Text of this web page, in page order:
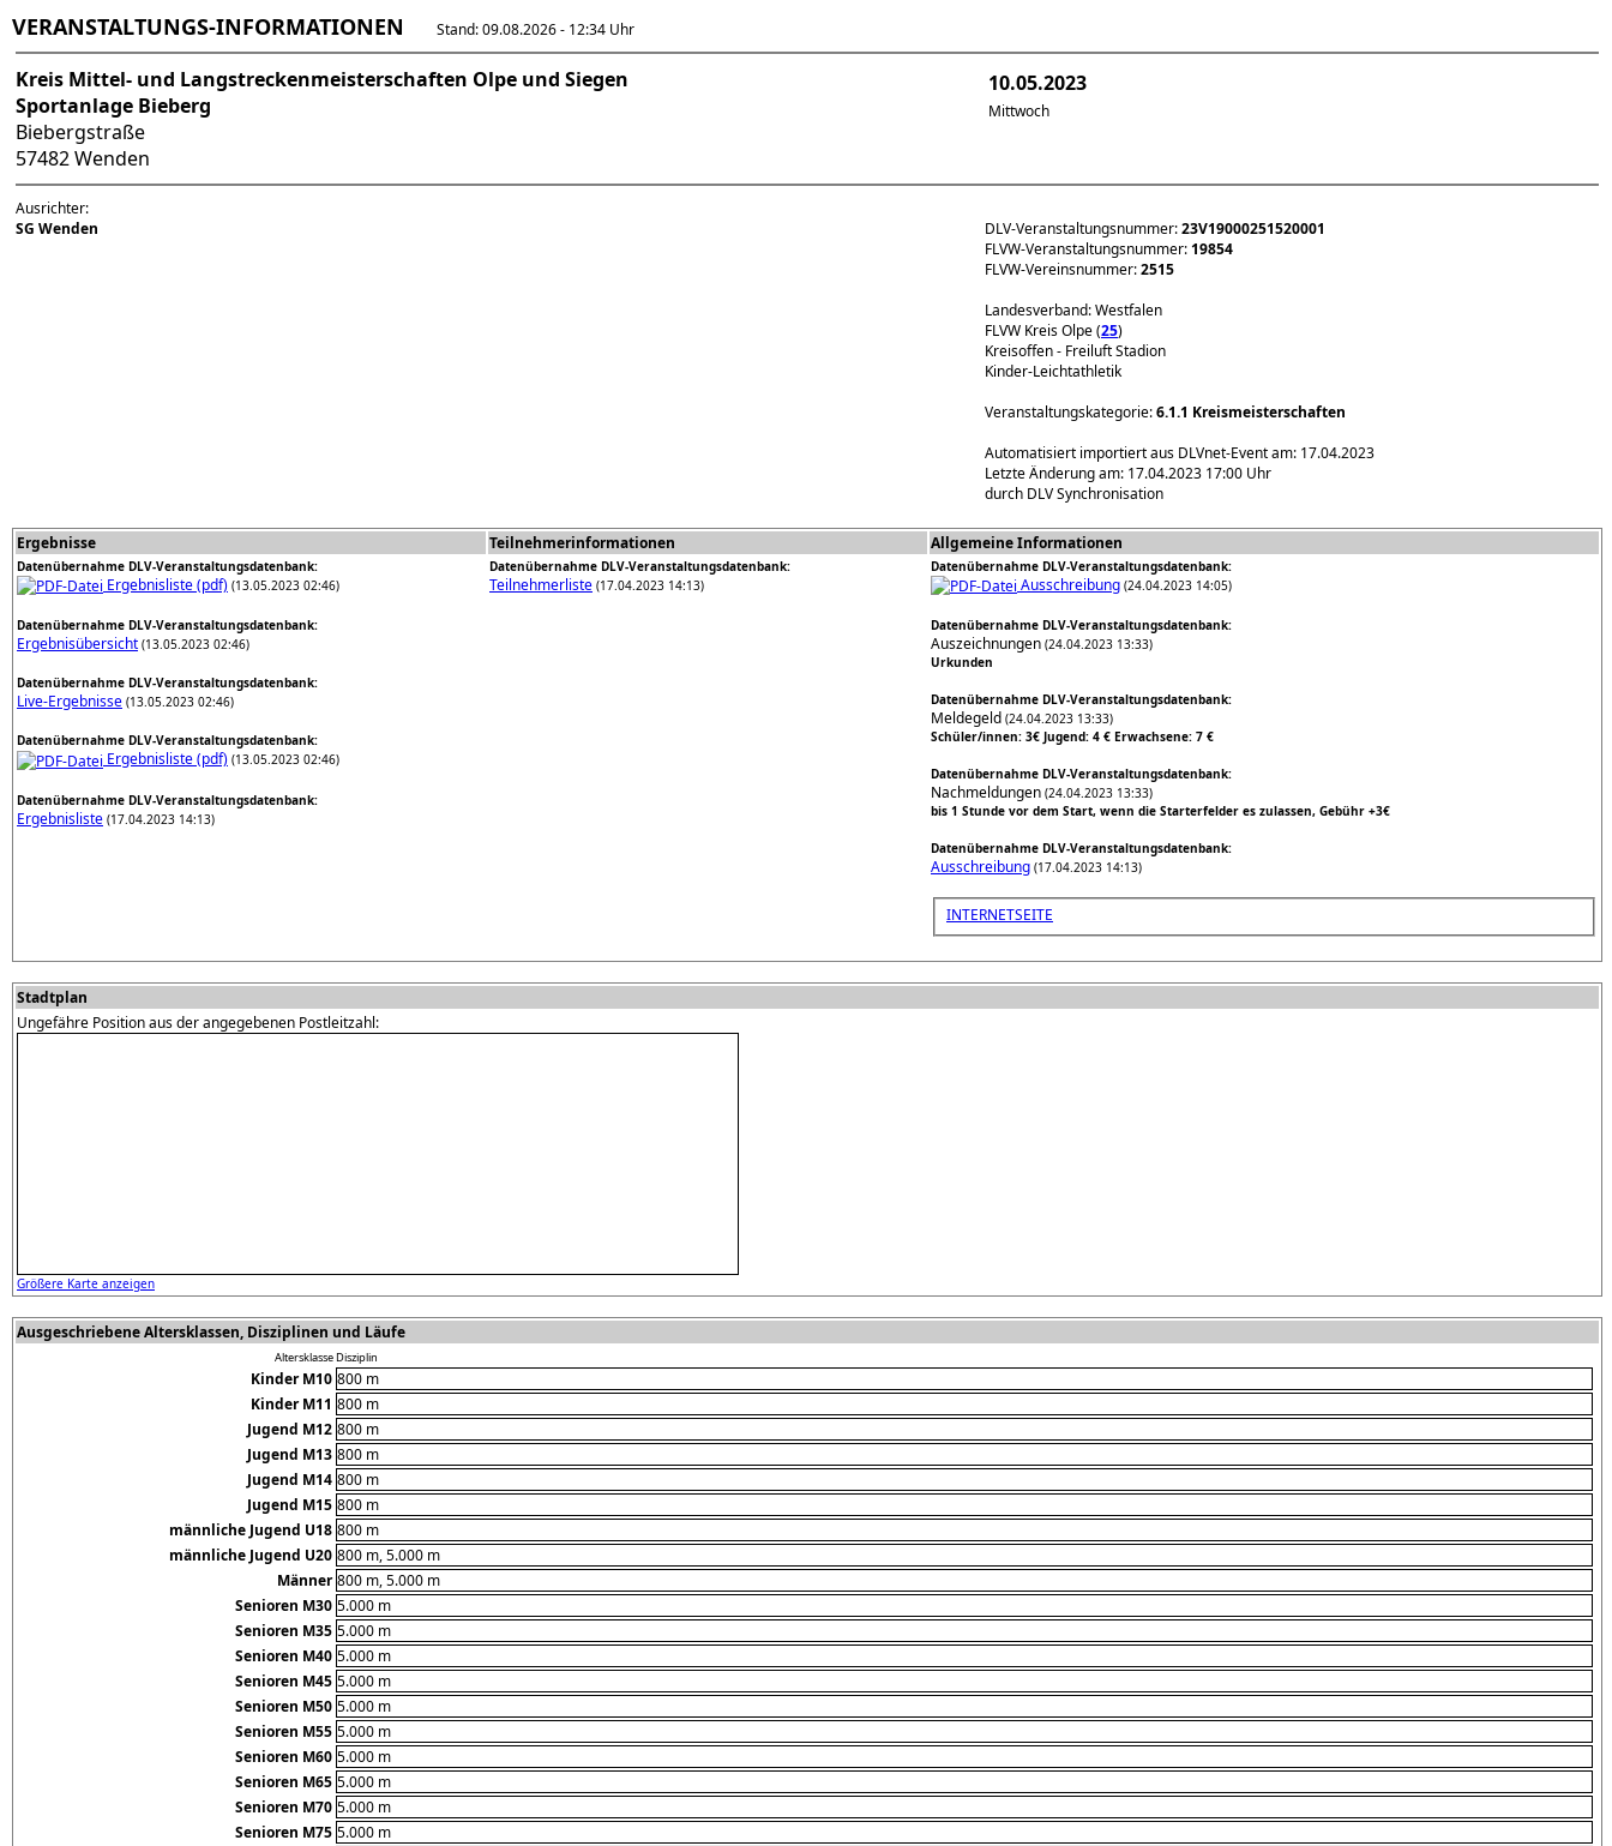
VERANSTALTUNGS-INFORMATIONEN Stand: 09.08.2026 - 12:34 Uhr
Kreis Mittel- und Langstreckenmeisterschaften Olpe und Siegen
Sportanlage Bieberg
Biebergstraße
57482 Wenden
10.05.2023
Mittwoch
Ausrichter:
SG Wenden
DLV-Veranstaltungsnummer:23V19000251520001
FLVW-Veranstaltungsnummer:19854
FLVW-Vereinsnummer:2515
Landesverband: Westfalen
FLVW Kreis Olpe (25)
Kreisoffen - Freiluft Stadion
Kinder-Leichtathletik
Veranstaltungskategorie:6.1.1 Kreismeisterschaften
Automatisiert importiert aus DLVnet-Event am: 17.04.2023
Letzte Änderung am: 17.04.2023 17:00 Uhr
durch DLV Synchronisation
Ergebnisse Teilnehmerinformationen Allgemeine Informationen
Datenübernahme DLV-Veranstaltungsdatenbank:
Ergebnisliste (pdf) (13.05.2023 02:46)
Datenübernahme DLV-Veranstaltungsdatenbank:
Ergebnisübersicht (13.05.2023 02:46)
Datenübernahme DLV-Veranstaltungsdatenbank:
Live-Ergebnisse (13.05.2023 02:46)
Datenübernahme DLV-Veranstaltungsdatenbank:
Ergebnisliste (pdf) (13.05.2023 02:46)
Datenübernahme DLV-Veranstaltungsdatenbank:
Ergebnisliste (17.04.2023 14:13)
Datenübernahme DLV-Veranstaltungsdatenbank:
Teilnehmerliste (17.04.2023 14:13)
Datenübernahme DLV-Veranstaltungsdatenbank:
Ausschreibung (24.04.2023 14:05)
Datenübernahme DLV-Veranstaltungsdatenbank:
Auszeichnungen (24.04.2023 13:33)
Urkunden
Datenübernahme DLV-Veranstaltungsdatenbank:
Meldegeld (24.04.2023 13:33)
Schüler/innen: 3€ Jugend: 4 € Erwachsene: 7 €
Datenübernahme DLV-Veranstaltungsdatenbank:
Nachmeldungen (24.04.2023 13:33)
bis 1 Stunde vor dem Start, wenn die Starterfelder es zulassen, Gebühr +3€
Datenübernahme DLV-Veranstaltungsdatenbank:
Ausschreibung (17.04.2023 14:13)
INTERNETSEITE
Stadtplan
Ungefähre Position aus der angegebenen Postleitzahl:
Größere Karte anzeigen
Ausgeschriebene Altersklassen, Disziplinen und Läufe
AltersklasseDisziplin
Kinder M10 800 m
Kinder M11 800 m
Jugend M12 800 m
Jugend M13 800 m
Jugend M14 800 m
Jugend M15 800 m
männliche Jugend U18 800 m
männliche Jugend U20 800 m, 5.000 m
Männer 800 m, 5.000 m
Senioren M30 5.000 m
Senioren M35 5.000 m
Senioren M40 5.000 m
Senioren M45 5.000 m
Senioren M50 5.000 m
Senioren M55 5.000 m
Senioren M60 5.000 m
Senioren M65 5.000 m
Senioren M70 5.000 m
Senioren M75 5.000 m